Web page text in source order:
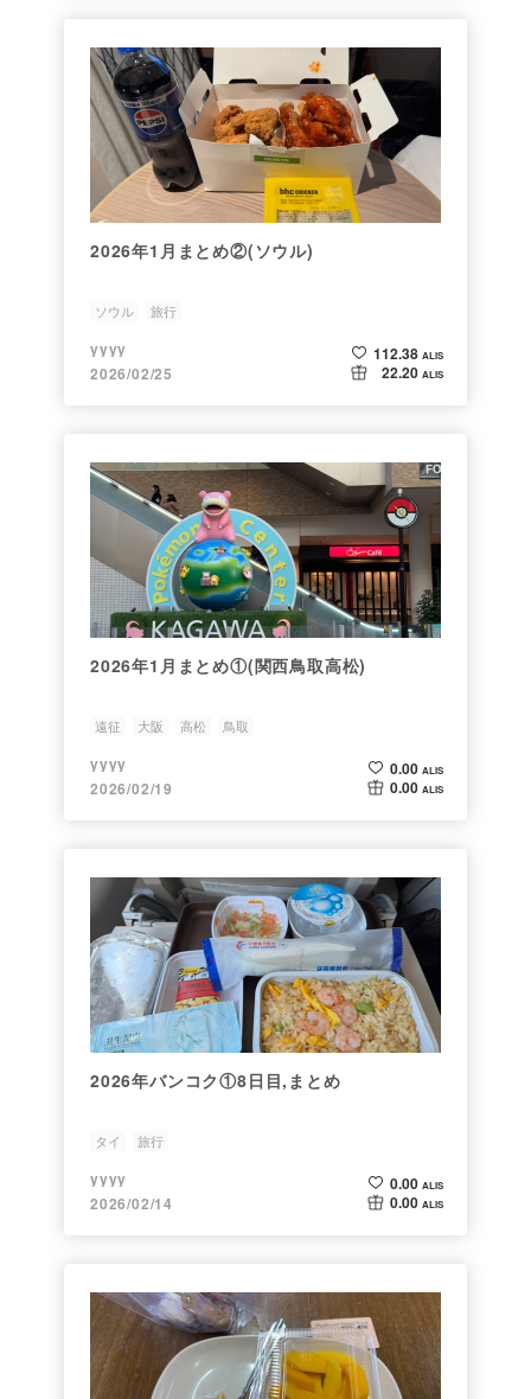
2026年1月まとめ②(ソウル)
ソウル 旅行
yyyy
2026/02/25
112.38 ALIS
22.20 ALIS
2026年1月まとめ①(関西鳥取高松)
遠征 大阪 高松 鳥取
yyyy
2026/02/19
0.00 ALIS
0.00 ALIS
2026年バンコク①8日目,まとめ
タイ 旅行
yyyy
2026/02/14
0.00 ALIS
0.00 ALIS